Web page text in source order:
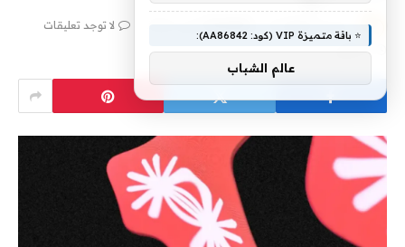
لا توجد تعليقات
2 دقائق
⭐ باقة متميزة VIP (كود: AA86842):
عالم الشباب